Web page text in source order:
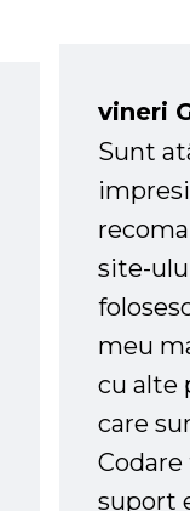
vineri
Sunt
site-
meu
cu alte
care
suport